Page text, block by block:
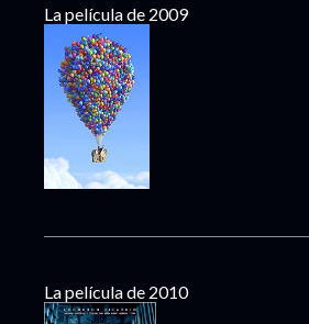
La película de 2009
La película de 2010